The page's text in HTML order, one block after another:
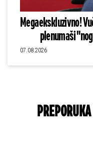
Megaekskluzivno!
plenumaši
07.08.2026